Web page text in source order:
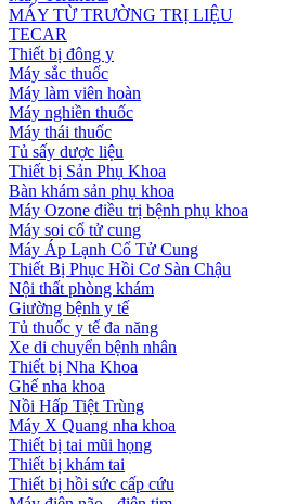
MÁY TỪ TRƯỜNG TRỊ LIỆU
TECAR
Thiết bị đông y
Máy sắc thuốc
Máy làm viên hoàn
Máy nghiền thuốc
Máy thái thuốc
Tủ sấy dược liệu
Thiết bị Sản Phụ Khoa
Bàn khám sản phụ khoa
Máy Ozone điều trị bệnh phụ khoa
Máy soi cổ tử cung
Máy Áp Lạnh Cổ Tử Cung
Thiết Bị Phục Hồi Cơ Sàn Chậu
Nội thất phòng khám
Giường bệnh y tế
Tủ thuốc y tế đa năng
Xe di chuyển bệnh nhân
Thiết bị Nha Khoa
Ghế nha khoa
Nồi Hấp Tiệt Trùng
Máy X Quang nha khoa
Thiết bị tai mũi họng
Thiết bị khám tai
Thiết bị hồi sức cấp cứu